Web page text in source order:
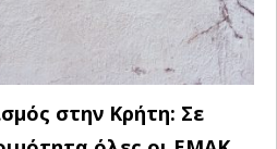
στην Κρήτη: Σε
Michanikos-Online
2018 - All Rights Reserved